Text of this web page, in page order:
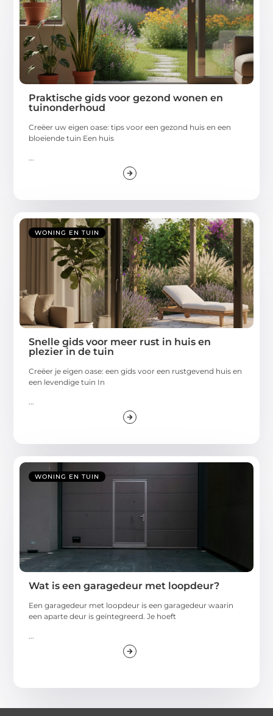
Praktische gids voor gezond wonen en
tuinonderhoud
Creëer uw eigen oase: tips voor een gezond huis en een
bloeiende tuin Een huis
...
WONING EN TUIN
Snelle gids voor meer rust in huis en
plezier in de tuin
Creëer je eigen oase: een gids voor een rustgevend huis en
een levendige tuin In
...
WONING EN TUIN
Wat is een garagedeur met loopdeur?
Een garagedeur met loopdeur is een garagedeur waarin
een aparte deur is geïntegreerd. Je hoeft
...